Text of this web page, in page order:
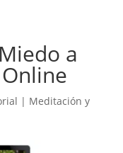
a
| Meditación y